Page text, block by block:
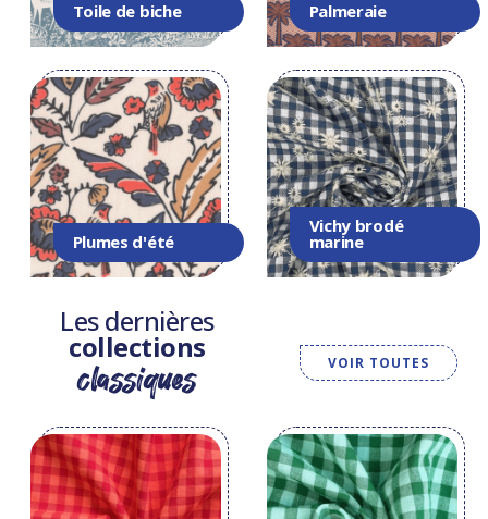
Toile de biche Palmeraie
Plumes d'été
Vichy brodé
marine
Les dernières
collections
classiques VOIR TOUTES